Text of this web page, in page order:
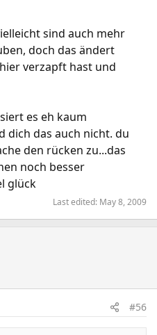
sind auch mehr
doch das ändert
verzapft hast und
es eh kaum
dich das auch nicht. du
den rücken zu...das
noch besser
glück
Last edited: May 8, 2009
#56